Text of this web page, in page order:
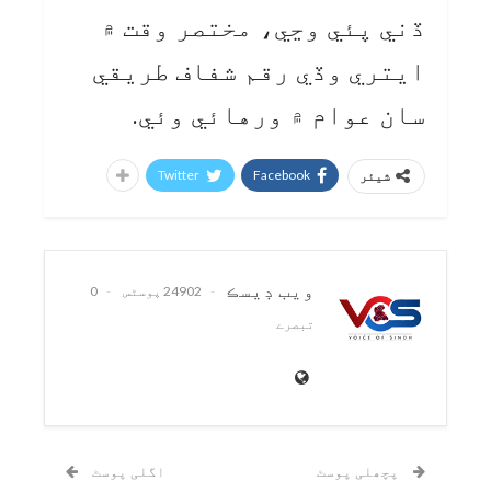
ڏني پئي وڃي، مختصر وقت ۾
ايتري وڏي رقم شفاف طريقي
سان عوام ۾ ورهائي وئي.
شیئر Facebook
Twitter
ويب ڊيسڪ 24902 پوسٹس
0
تبصرے
پچھلی پوسٹ اگلی پوسٹ